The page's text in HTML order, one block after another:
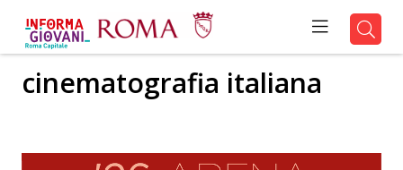
cinematografia italiana